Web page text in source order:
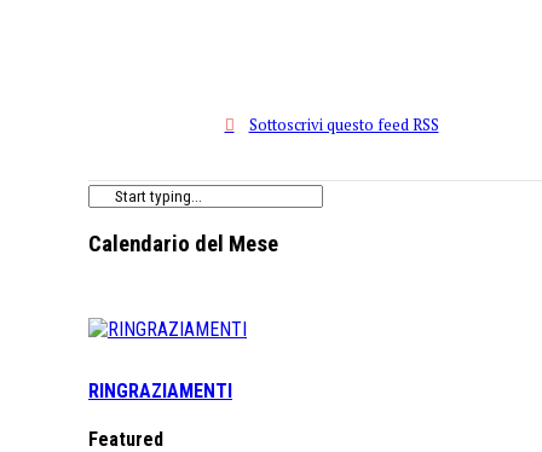
Sottoscrivi questo feed RSS
Calendario del Mese
RINGRAZIAMENTI
Featured